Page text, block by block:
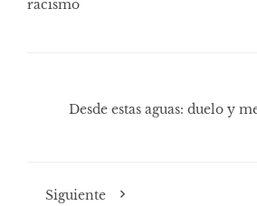
racismo
Desde estas aguas: duelo y
Siguiente